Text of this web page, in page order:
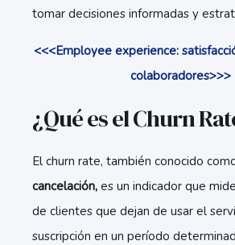
tomar decisiones informadas y
<<<Employee experience:
colaboradores>>>
¿Qué es el Churn
El churn rate, también conocido
cancelación, es un indicador que
de clientes que dejan de usar el
suscripción en un período